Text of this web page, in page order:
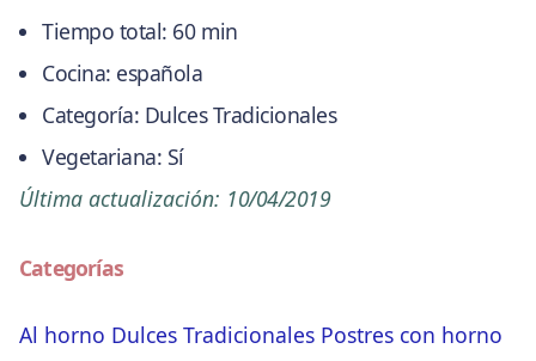
Tiempo total: 60 min
Cocina: española
Categoría: Dulces Tradicionales
Vegetariana: Sí
Última actualización: 10/04/2019
Categorías
Al horno Dulces Tradicionales Postres con horno